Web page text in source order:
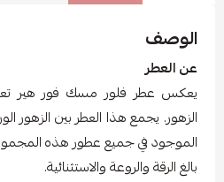
الوصف
عن العطر
يعكس عطر فلور مسك فور هير
الزهور. يجمع هذا العطر بين الزهور
الموجود في جميع عطور هذه
بالغ الرقة والروعة والاستثنائية.